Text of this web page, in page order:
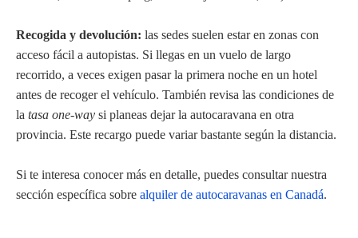
Recogida y devolución: las sedes suelen estar en zonas con
acceso fácil a autopistas. Si llegas en un vuelo de largo
recorrido, a veces exigen pasar la primera noche en un hotel
antes de recoger el vehículo. También revisa las condiciones de
la tasa one-way si planeas dejar la autocaravana en otra
provincia. Este recargo puede variar bastante según la distancia.
Si te interesa conocer más en detalle, puedes consultar nuestra
sección específica sobre alquiler de autocaravanas en Canadá.